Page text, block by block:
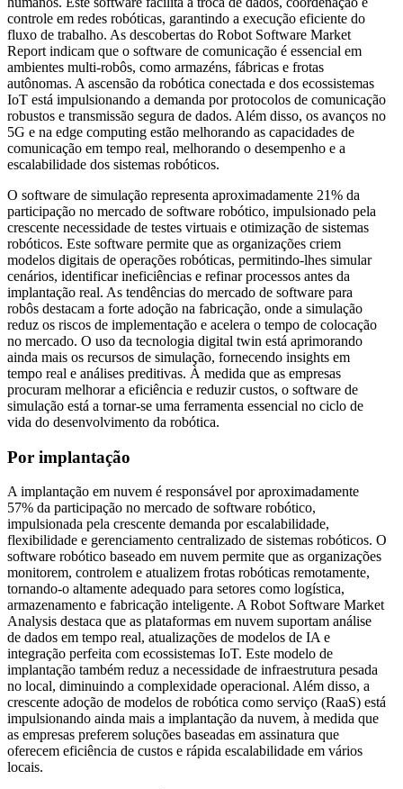
controle em redes robóticas, garantindo a execução eficiente do
fluxo de trabalho. As descobertas do Robot Software Market
Report indicam que o software de comunicação é essencial em
ambientes multi-robôs, como armazéns, fábricas e frotas
autônomas. A ascensão da robótica conectada e dos ecossistemas
IoT está impulsionando a demanda por protocolos de comunicação
robustos e transmissão segura de dados. Além disso, os avanços no
5G e na edge computing estão melhorando as capacidades de
comunicação em tempo real, melhorando o desempenho e a
escalabilidade dos sistemas robóticos.
O software de simulação representa aproximadamente 21% da
participação no mercado de software robótico, impulsionado pela
crescente necessidade de testes virtuais e otimização de sistemas
robóticos. Este software permite que as organizações criem
modelos digitais de operações robóticas, permitindo-lhes simular
cenários, identificar ineficiências e refinar processos antes da
implantação real. As tendências do mercado de software para
robôs destacam a forte adoção na fabricação, onde a simulação
reduz os riscos de implementação e acelera o tempo de colocação
no mercado. O uso da tecnologia digital twin está aprimorando
ainda mais os recursos de simulação, fornecendo insights em
tempo real e análises preditivas. À medida que as empresas
procuram melhorar a eficiência e reduzir custos, o software de
simulação está a tornar-se uma ferramenta essencial no ciclo de
vida do desenvolvimento da robótica.
Por implantação
A implantação em nuvem é responsável por aproximadamente
57% da participação no mercado de software robótico,
impulsionada pela crescente demanda por escalabilidade,
flexibilidade e gerenciamento centralizado de sistemas robóticos. O
software robótico baseado em nuvem permite que as organizações
monitorem, controlem e atualizem frotas robóticas remotamente,
tornando-o altamente adequado para setores como logística,
armazenamento e fabricação inteligente. A Robot Software Market
Analysis destaca que as plataformas em nuvem suportam análise
de dados em tempo real, atualizações de modelos de IA e
integração perfeita com ecossistemas IoT. Este modelo de
implantação também reduz a necessidade de infraestrutura pesada
no local, diminuindo a complexidade operacional. Além disso, a
crescente adoção de modelos de robótica como serviço (RaaS) está
impulsionando ainda mais a implantação da nuvem, à medida que
as empresas preferem soluções baseadas em assinatura que
oferecem eficiência de custos e rápida escalabilidade em vários
locais.